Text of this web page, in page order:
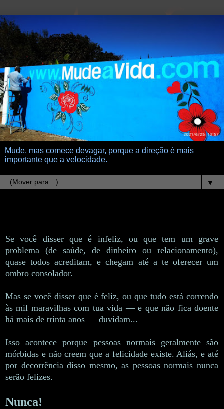
Mude, mas comece devagar, porque a direção é mais
importante que a velocidade.
▼
Se você disser que é infeliz, ou que tem um grave
problema (de saúde, de dinheiro ou relacionamento),
quase todos acreditam, e chegam até a te oferecer um
ombro consolador.
Mas se você disser que é feliz, ou que tudo está correndo
às mil maravilhas com tua vida — e que não fica doente
há mais de trinta anos — duvidam...
Isso acontece porque pessoas normais geralmente são
mórbidas e não creem que a felicidade existe. Aliás, e até
por decorrência disso mesmo, as pessoas normais nunca
serão felizes.
Nunca!